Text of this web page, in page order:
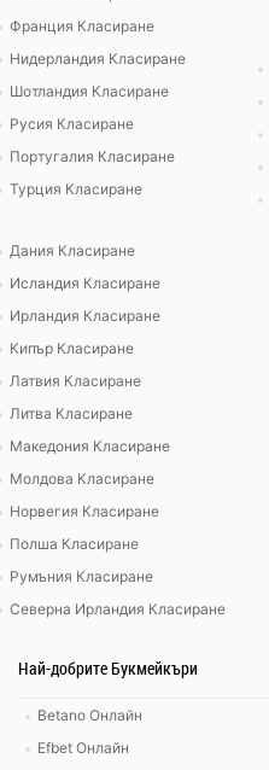
Франция Класиране
Нидерландия Класиране
Шотландия Класиране
Русия Класиране
Португалия Класиране
Турция Класиране
Дания Класиране
Исландия Класиране
Ирландия Класиране
Кипър Класиране
Латвия Класиране
Литва Класиране
Македония Класиране
Молдова Класиране
Норвегия Класиране
Полша Класиране
Румъния Класиране
Северна Ирландия Класиране
Най-добрите Букмейкъри
Betano Онлайн
Efbet Онлайн